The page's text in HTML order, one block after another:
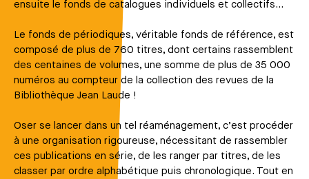
ensuite le fonds de catalogues individuels et collectifs...
Le fonds de périodiques, véritable fonds de référence, est
composé de plus de 760 titres, dont certains rassemblent
des centaines de volumes, une somme de plus de 35 000
numéros au compteur de la collection des revues de la
Bibliothèque Jean Laude !
Oser se lancer dans un tel réaménagement, c’est procéder
à une organisation rigoureuse, nécessitant de rassembler
ces publications en série, de les ranger par titres, de les
classer par ordre alphabétique puis chronologique. Tout en